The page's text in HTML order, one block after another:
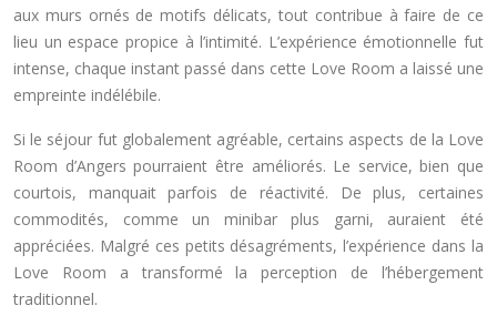
aux murs ornés de motifs délicats, tout contribue à faire de ce
lieu un espace propice à l’intimité. L’expérience émotionnelle fut
intense, chaque instant passé dans cette Love Room a laissé une
empreinte indélébile.
Si le séjour fut globalement agréable, certains aspects de la Love
Room d’Angers pourraient être améliorés. Le service, bien que
courtois, manquait parfois de réactivité. De plus, certaines
commodités, comme un minibar plus garni, auraient été
appréciées. Malgré ces petits désagréments, l’expérience dans la
Love Room a transformé la perception de l’hébergement
traditionnel.